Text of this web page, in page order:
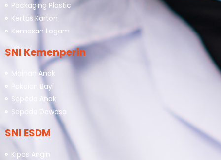
Packaging Plastic
Kertas Karton
Kemasan Logam
SNI Kemenperin
Mainan Anak
Pakaian Bayi
Sepeda Anak
Sepeda Dewasa
SNI ESDM
Kipas Angin